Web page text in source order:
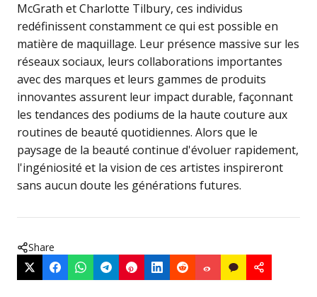
McGrath et Charlotte Tilbury, ces individus
redéfinissent constamment ce qui est possible en
matière de maquillage. Leur présence massive sur les
réseaux sociaux, leurs collaborations importantes
avec des marques et leurs gammes de produits
innovantes assurent leur impact durable, façonnant
les tendances des podiums de la haute couture aux
routines de beauté quotidiennes. Alors que le
paysage de la beauté continue d'évoluer rapidement,
l'ingéniosité et la vision de ces artistes inspireront
sans aucun doute les générations futures.
Share